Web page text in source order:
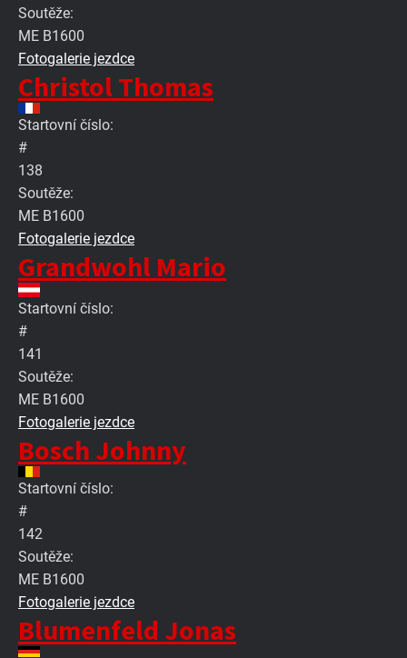
Soutěže:
ME B1600
Fotogalerie jezdce
Christol Thomas
Startovní číslo:
#
138
Soutěže:
ME B1600
Fotogalerie jezdce
Grandwohl Mario
Startovní číslo:
#
141
Soutěže:
ME B1600
Fotogalerie jezdce
Bosch Johnny
Startovní číslo:
#
142
Soutěže:
ME B1600
Fotogalerie jezdce
Blumenfeld Jonas